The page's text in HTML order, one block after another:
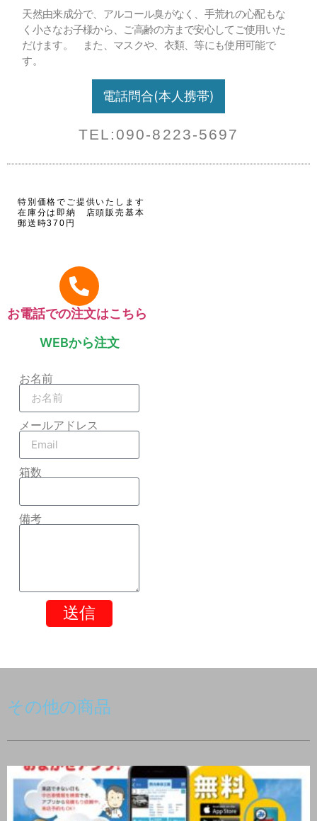
天然由来成分で、アルコール臭がなく、手荒れの心配もな
く小さなお子様から、ご高齢の方まで安心してご使用いた
だけます。 また、マスクや、衣類、等にも使用可能で
す。
電話問合(本人携帯)
TEL:090-8223-5697
特別価格でご提供いたします
在庫分は即納 店頭販売基本
郵送時370円
お電話での注文はこちら
WEBから注文
お名前
メールアドレス
箱数
備考
送信
その他の商品